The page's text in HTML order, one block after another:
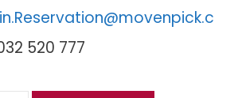
520 777